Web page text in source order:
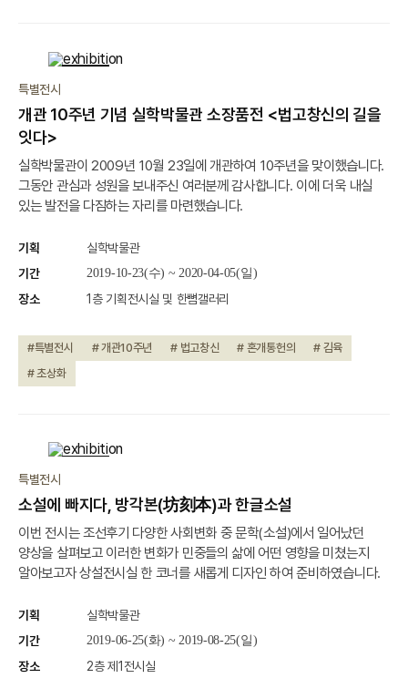
특별전시
개관 10주년 기념 실학박물관 소장품전 <법고창신의 길을
잇다>
실학박물관이 2009년 10월 23일에 개관하여 10주년을 맞이했습니다.
그동안 관심과 성원을 보내주신 여러분께 감사합니다. 이에 더욱 내실
있는 발전을 다짐하는 자리를 마련했습니다.
기획
실학박물관
기간
2019-10-23(수) ~ 2020-04-05(일)
장소 1층 기획전시실 및 한뼘갤러리
#특별전시 # 개관10주년 # 법고창신 # 혼개통헌의
# 김육
# 초상화
특별전시
소설에 빠지다, 방각본(坊刻本)과 한글소설
이번 전시는 조선후기 다양한 사회변화 중 문학(소설)에서 일어났던
양상을 살펴보고 이러한 변화가 민중들의 삶에 어떤 영향을 미쳤는지
알아보고자 상설전시실 한 코너를 새롭게 디자인 하여 준비하였습니다.
기획
실학박물관
기간
2019-06-25(화) ~ 2019-08-25(일)
장소 2층 제1전시실